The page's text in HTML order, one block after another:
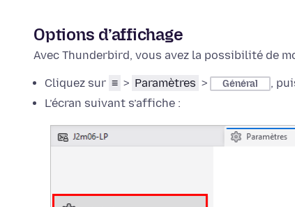
Options d’affichage
Avec Thunderbird, vous avez la possibilité de
Cliquez sur ≡ > Paramètres > Général
,
L’écran suivant s’affiche :